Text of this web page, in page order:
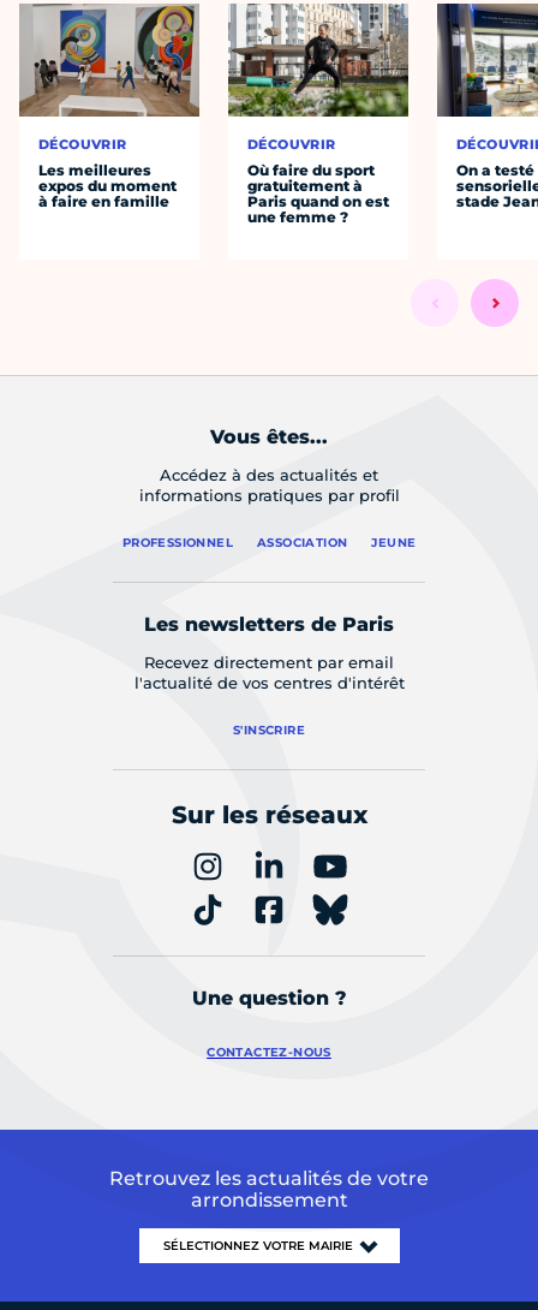
DÉCOUVRIR
Les meilleures
expos du moment
à faire en famille
DÉCOUVRIR
Où faire du sport
gratuitement à
Paris quand on est
une femme ?
On a
stade
Vous êtes...
Accédez à des actualités et
informations pratiques par profil
PROFESSIONNEL ASSOCIATION JEUNE
Les newsletters de Paris
Recevez directement par email
l'actualité de vos centres d'intérêt
S'INSCRIRE
Sur les réseaux
Une question ?
CONTACTEZ-NOUS
Retrouvez les actualités de votre
arrondissement